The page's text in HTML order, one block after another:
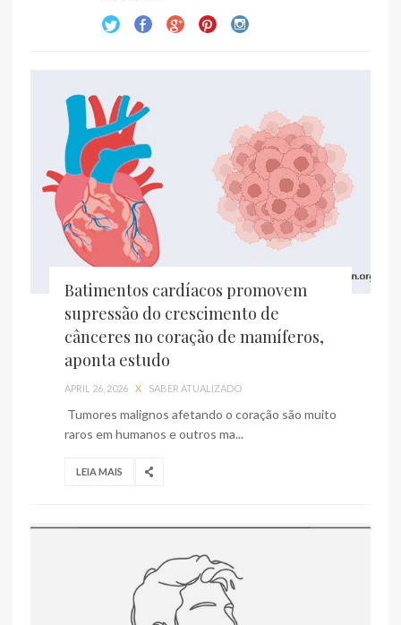
Batimentos cardíacos promovem
supressão do crescimento de
cânceres no coração de mamíferos,
aponta estudo
APRIL 26, 2026 X SABER ATUALIZADO
Tumores malignos afetando o coração são muito
raros em humanos e outros ma...
LEIA MAIS